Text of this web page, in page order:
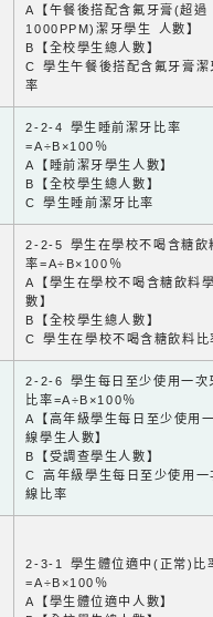
A【午餐後搭配含氟牙膏(超過
1000PPM)潔牙學生 人數】
B【全校學生總人數】
C 學生午餐後搭配含氟牙膏潔
率
2-2-4 學生睡前潔牙比率
=A÷B×100％
A【睡前潔牙學生人數】
B【全校學生總人數】
C 學生睡前潔牙比率
2-2-5 學生在學校不喝含糖飲
率=A÷B×100％
A【學生在學校不喝含糖飲料
數】
B【全校學生總人數】
C 學生在學校不喝含糖飲料比
2-2-6 學生每日至少使用一次
比率=A÷B×100％
A【高年級學生每日至少使用
線學生人數】
B【受調查學生人數】
C 高年級學生每日至少使用一
線比率
2-3-1 學生體位適中(正常)比
=A÷B×100％
A【學生體位適中人數】